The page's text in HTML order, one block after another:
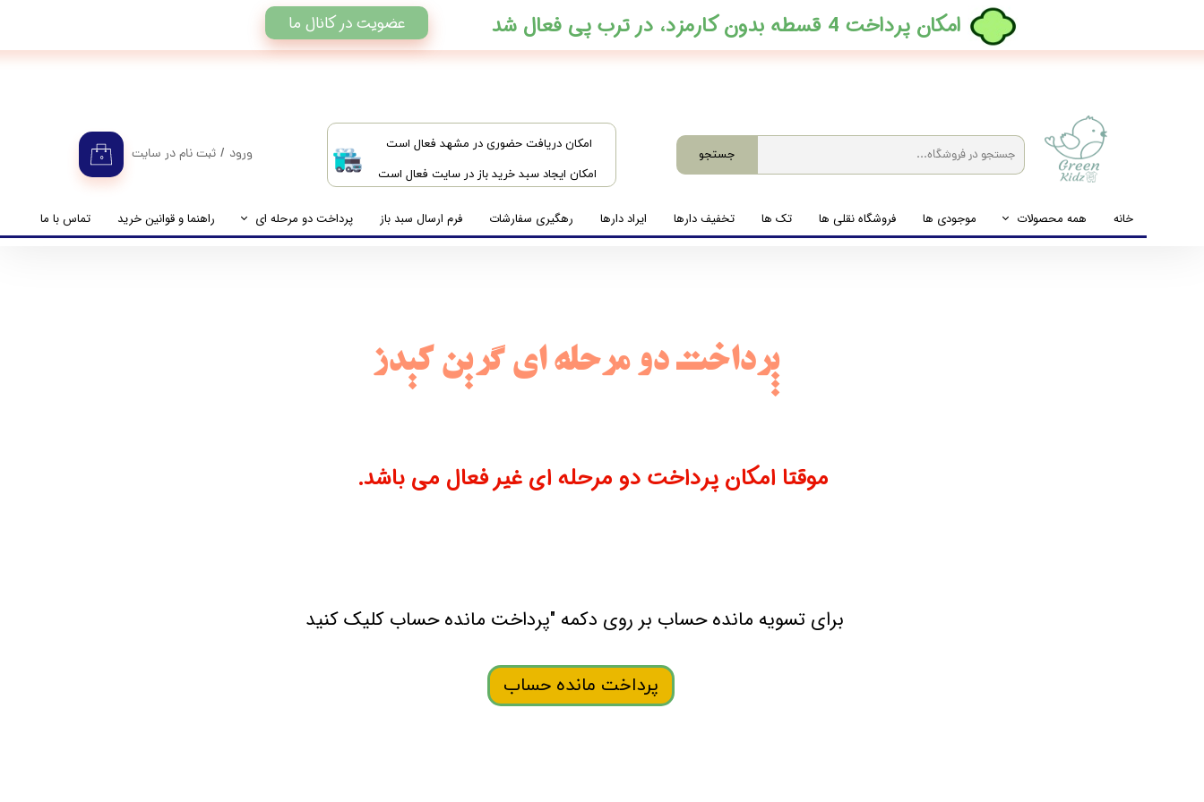
​امکان دریافت حضوری در مشهد فعال است
امکان ایجاد سبد خرید باز در سایت فعال است
جستجو ۰ ورود / ثبت نام در سایت
تغییر گذر واژه خانه همه محصولات موجودی ها فروشگاه نقلی ها تک ها تخفیف دارها ایراد دارها رهگیری سفارشات فرم ارسال سبد باز پرداخت دو مرحله ای راهنما و قوانین خرید تماس با ما
​امکان پرداخت 4 قسطه بدون کارمزد، در ترب پی فعال شد عضویت در کانال ما
پرداخت مانده حساب
برای تسویه مانده حساب بر روی دکمه "پرداخت مانده حساب کلیک کنید
​پرداخت دو مرحله ای گرین کیدز
موقتا امکان پرداخت دو مرحله ای غیر فعال می باشد.